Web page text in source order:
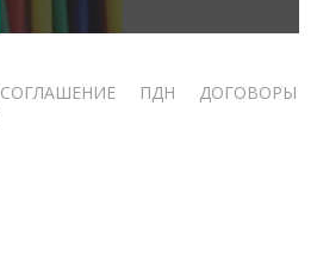
СОГЛАШЕНИЕ ПДН
ДОГОВОРЫ